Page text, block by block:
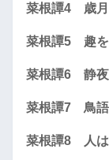
菜根譚4 歳月
菜根譚5 趣を
菜根譚6 静夜
菜根譚7 鳥語
菜根譚8 人は